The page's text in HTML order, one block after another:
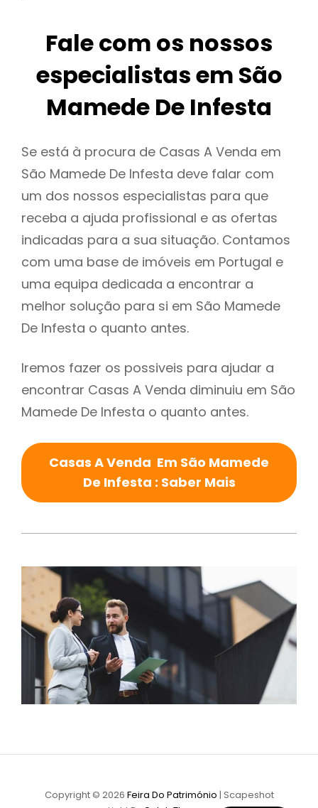
Fale com os nossos
especialistas em São
Mamede De Infesta
Se está à procura de Casas A Venda em
São Mamede De Infesta deve falar com
um dos nossos especialistas para que
receba a ajuda profissional e as ofertas
indicadas para a sua situação. Contamos
com uma base de imóveis em Portugal e
uma equipa dedicada a encontrar a
melhor solução para si em São Mamede
De Infesta o quanto antes.
Iremos fazer os possiveis para ajudar a
encontrar Casas A Venda diminuiu em São
Mamede De Infesta o quanto antes.
Casas A Venda Em São Mamede
De Infesta : Saber Mais
Copyright © 2026 Feira Do Património | Scapeshot